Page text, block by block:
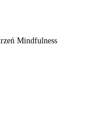
Mindfulness